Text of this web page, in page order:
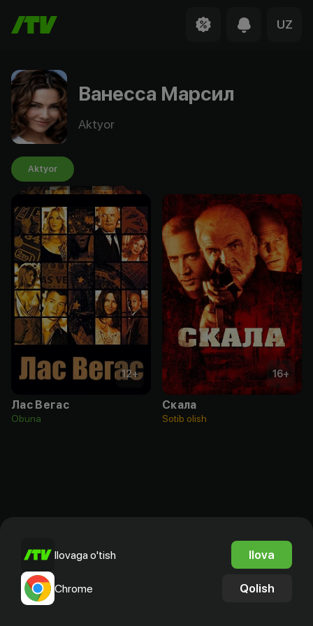
UZ
Ванесса Марсил
Aktyor
Aktyor
12+
Лас Вегас
Obuna
16+
Скала
Sotib olish
Ilovaga o'tish Ilova
Chrome Qolish